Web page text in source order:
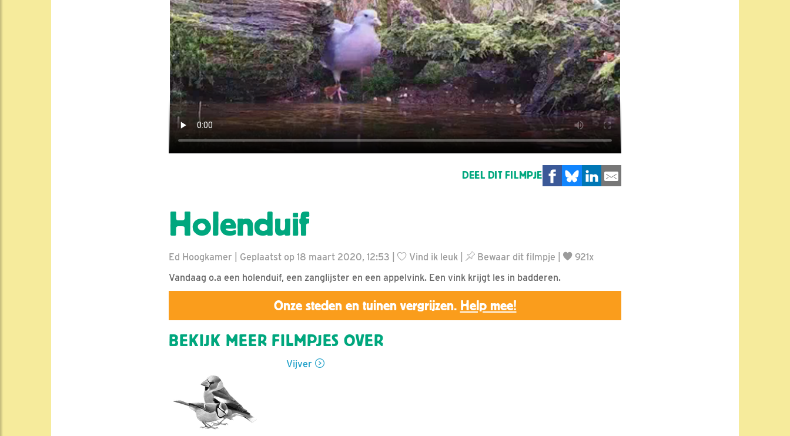
DEEL DIT FILMPJE
Holenduif
Ed Hoogkamer | Geplaatst op 18 maart 2020, 12:53 | Vind ik leuk Bewaar dit filmpje
921x
Vandaag o.a een holenduif, een zanglijster en een appelvink. Een vink krijgt les in badderen.
Onze steden en tuinen vergrijzen. Help mee!
BEKIJK MEER FILMPJES OVER
Vijver